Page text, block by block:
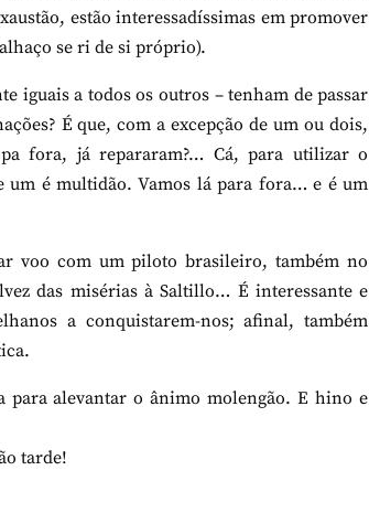
estão interessadíssimas em promover
se ri de si próprio).
iguais a todos os outros – tenham de passar
É que, com a excepção de um ou dois,
fora, já repararam?… Cá, para utilizar o
um é multidão. Vamos lá para fora… e é um
voo com um piloto brasileiro, também no
das misérias à Saltillo… É interessante e
a conquistarem-nos; afinal, também
para alevantar o ânimo molengão. E hino e
tarde!